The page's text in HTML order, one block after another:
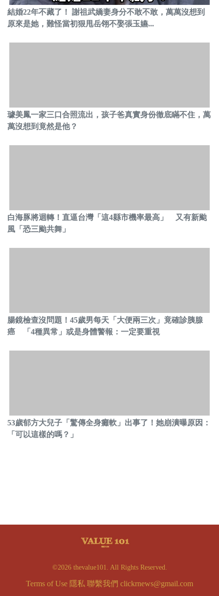
結婚22年不藏了！ 謝祖武嬌妻身分不敢不敢，萬萬沒想到
原來是她，難怪當初狠甩岳翎不娶張玉嬿...
璩美鳳一家三口合照流出，孩子爸真實身份徹底瞞不住，萬
萬沒想到竟然是他？
白海豚將迴轉！直逼台灣「這4縣市機率最高」 又有新颱
風「恐三颱共舞」
腸鏡檢查沒問題！45歲男每天「大便兩三次」竟確診胰腺
癌 「4種異常」或是身體警報：一定要重視
53歲郁方大兒子「驚傳全身癱軟」出事了！她崩潰曝原因：
「可以這樣的嗎？」
©2026 thevalue101. All Rights Reserved.
Terms of Use 隱私 聯繫我們 clickrnews@gmail.com